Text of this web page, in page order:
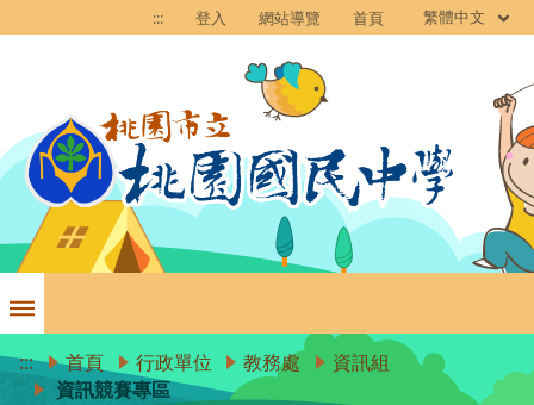
::: 登入 網站導覽 首頁 繁體中文
::: 首頁 行政單位 教務處
資訊組
資訊競賽專區